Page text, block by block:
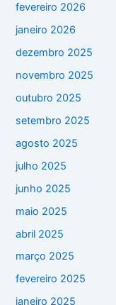
fevereiro 2026
janeiro 2026
dezembro 2025
novembro 2025
outubro 2025
setembro 2025
agosto 2025
julho 2025
junho 2025
maio 2025
abril 2025
março 2025
fevereiro 2025
janeiro 2025